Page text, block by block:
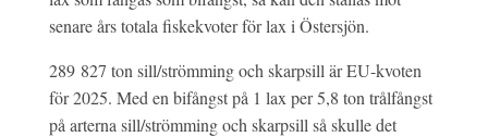
senare års totala fiskekvoter för lax i Östersjön.
289 827 ton sill/strömming och skarpsill är EU-kvoten
för 2025. Med en bifångst på 1 lax per 5,8 ton trålfångst
på arterna sill/strömming och skarpsill så skulle det